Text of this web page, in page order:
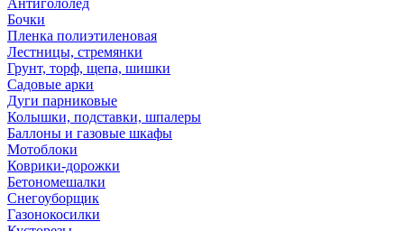
Антигололед
Бочки
Пленка полиэтиленовая
Лестницы, стремянки
Грунт, торф, щепа, шишки
Садовые арки
Дуги парниковые
Колышки, подставки, шпалеры
Баллоны и газовые шкафы
Мотоблоки
Коврики-дорожки
Бетономешалки
Снегоуборщик
Газонокосилки